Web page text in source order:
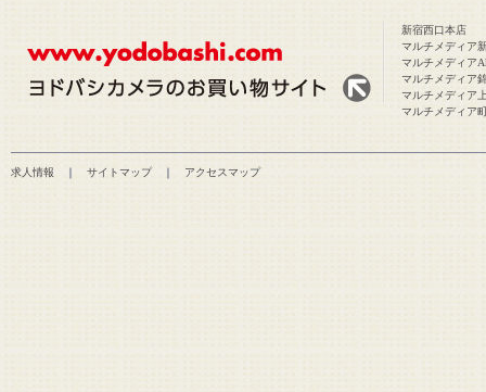
新宿西口本店
マルチメディア
マルチメディア
マルチメディア
マルチメディア
マルチメディア
求人情報 ｜ サイトマップ｜ アクセスマップ